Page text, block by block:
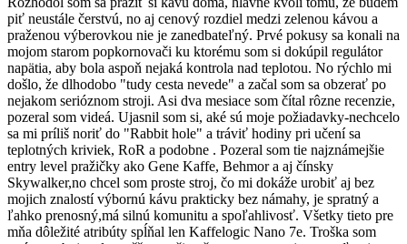
piť neustále čerstvú, no aj cenový rozdiel medzi zelenou kávou a
praženou výberovkou nie je zanedbateľný. Prvé pokusy sa konali na
mojom starom popkornovači ku ktorému som si dokúpil regulátor
napätia, aby bola aspoň nejaká kontrola nad teplotou. No rýchlo mi
došlo, že dlhodobo "tudy cesta nevede" a začal som sa obzerať po
nejakom serióznom stroji. Asi dva mesiace som čítal rôzne recenzie,
pozeral som videá. Ujasnil som si, aké sú moje požiadavky-nechcelo
sa mi príliš noriť do "Rabbit hole" a tráviť hodiny pri učení sa
teplotných kriviek, RoR a podobne . Pozeral som tie najznámejšie
entry level pražičky ako Gene Kaffe, Behmor a aj čínsky
Skywalker,no chcel som proste stroj, čo mi dokáže urobiť aj bez
mojich znalostí výbornú kávu prakticky bez námahy, je spratný a
ľahko prenosný,má silnú komunitu a spoľahlivosť. Všetky tieto pre
mňa dôležité atribúty spĺňal len Kaffelogic Nano 7e. Troška som